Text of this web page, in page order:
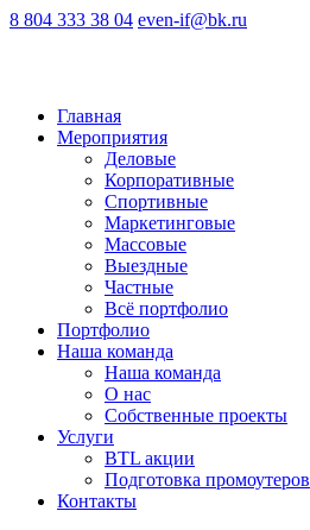
8 804 333 38 04 even-if@bk.ru
Главная
Мероприятия
Деловые
Корпоративные
Спортивные
Маркетинговые
Массовые
Выездные
Частные
Всё портфолио
Портфолио
Наша команда
Наша команда
О нас
Cобственные проекты
Услуги
BTL акции
Подготовка промоутеров
Контакты